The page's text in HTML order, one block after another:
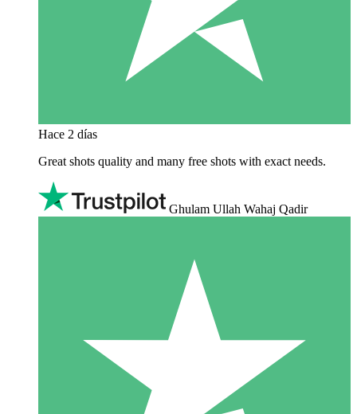
Hace 2 días
Great shots quality and many free shots with exact needs.
Ghulam Ullah Wahaj Qadir